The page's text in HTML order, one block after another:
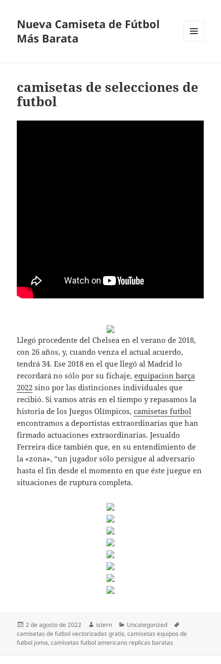
Nueva Camiseta de Fútbol
Más Barata
camisetas de selecciones de
futbol
Llegó procedente del Chelsea en el verano de 2018,
con 26 años, y, cuando venza el actual acuerdo,
tendrá 34. Ese 2018 en el que llegó al Madrid lo
recordará no sólo por su fichaje,equipacion barça
2022 sino por las distinciones individuales que
recibió. Si vamos atrás en el tiempo y repasamos la
historia de los Juegos Olímpicos,camisetas futbol
encontramos a deportistas extraordinarias que han
firmado actuaciones extraordinarias. Jesualdo
Ferreira dice también que, en su entendimiento de
la «zona», “un jugador sólo persigue al adversario
hasta el fin desde el momento en que éste juegue en
situaciones de ruptura completa.
Publicado
el
2 de agosto de 2022 Autor
istern Categorías
Uncategorized
camisetas de futbol vectorizadas gratis,camisetas equipos de
futbol joma,camisetas futbol americano replicas baratas